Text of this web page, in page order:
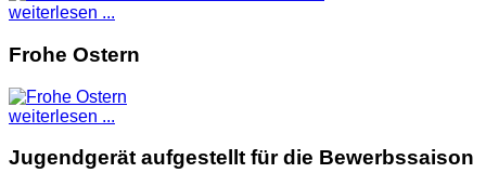
weiterlesen ...
Frohe Ostern
weiterlesen ...
Jugendgerät aufgestellt für die Bewerbssaison